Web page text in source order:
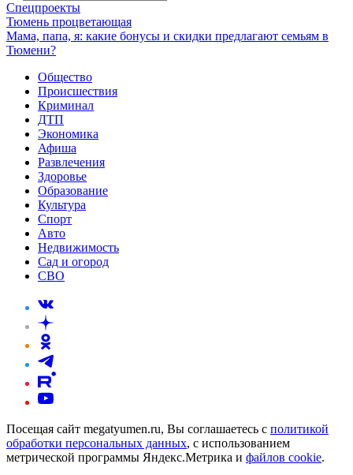
Спецпроекты
Тюмень процветающая
Мама, папа, я: какие бонусы и скидки предлагают семьям в
Тюмени?
Общество
Происшествия
Криминал
ДТП
Экономика
Афиша
Развлечения
Здоровье
Образование
Культура
Спорт
Авто
Недвижимость
Сад и огород
СВО
Посещая сайт megatyumen.ru, Вы соглашаетесь с политикой
обработки персональных данных, с использованием
метрической программы Яндекс.Метрика и файлов cookie.